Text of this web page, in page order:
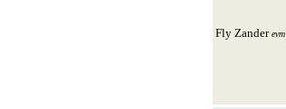
Fly Zander evm